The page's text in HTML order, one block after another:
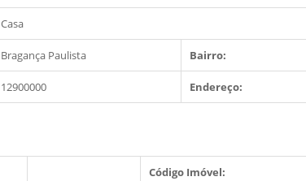
Casa
Bragança Paulista Bairro:
12900000 Endereço:
Código Imóvel: